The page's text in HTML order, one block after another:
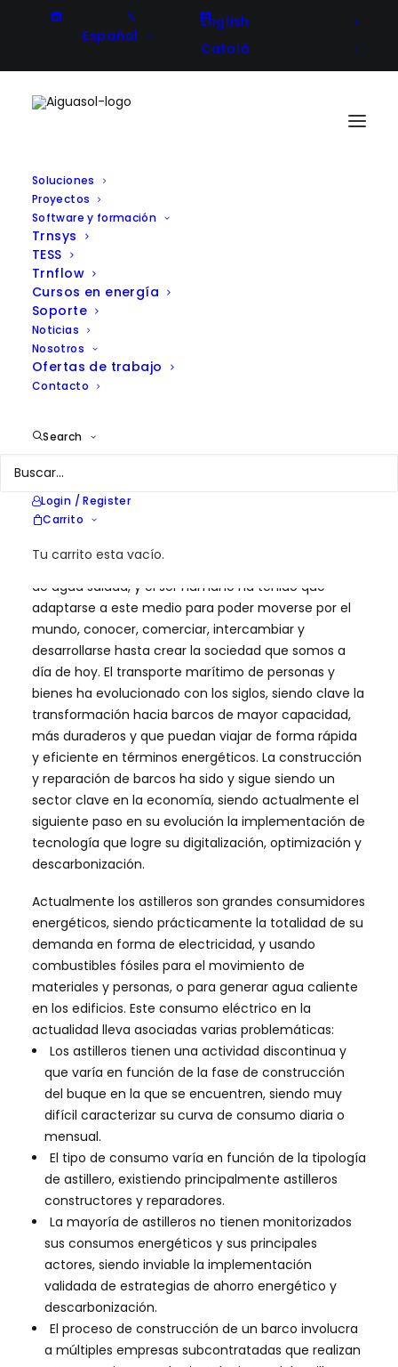
Español
English
Català
Soluciones
Proyectos
Software y formación
Trnsys
TESS
Trnflow
Cursos en energía
Soporte
Noticias
Nosotros
Ofertas de trabajo
Contacto
Search
Login / Register
Carrito
Tu carrito esta vacío.
AIGUASOL y TECNAVAL25:
estrategia energética para la
transformación del sector naval
español
Client
Location
de agua salada, y el ser humano ha tenido que
adaptarse a este medio para poder moverse por el
mundo, conocer, comerciar, intercambiar y
desarrollarse hasta crear la sociedad que somos a
día de hoy. El transporte marítimo de personas y
bienes ha evolucionado con los siglos, siendo clave la
transformación hacia barcos de mayor capacidad,
más duraderos y que puedan viajar de forma rápida
y eficiente en términos energéticos. La construcción
y reparación de barcos ha sido y sigue siendo un
sector clave en la economía, siendo actualmente el
siguiente paso en su evolución la implementación de
tecnología que logre su digitalización, optimización y
descarbonización.
Actualmente los astilleros son grandes consumidores
energéticos, siendo prácticamente la totalidad de su
demanda en forma de electricidad, y usando
combustibles fósiles para el movimiento de
materiales y personas, o para generar agua caliente
en los edificios. Este consumo eléctrico en la
actualidad lleva asociadas varias problemáticas:
Los astilleros tienen una actividad discontinua y
que varía en función de la fase de construcción
del buque en la que se encuentren, siendo muy
difícil caracterizar su curva de consumo diaria o
mensual.
El tipo de consumo varía en función de la tipología
de astillero, existiendo principalmente astilleros
constructores y reparadores.
La mayoría de astilleros no tienen monitorizados
sus consumos energéticos y sus principales
actores, siendo inviable la implementación
validada de estrategias de ahorro energético y
descarbonización.
El proceso de construcción de un barco involucra
a múltiples empresas subcontratadas que realizan